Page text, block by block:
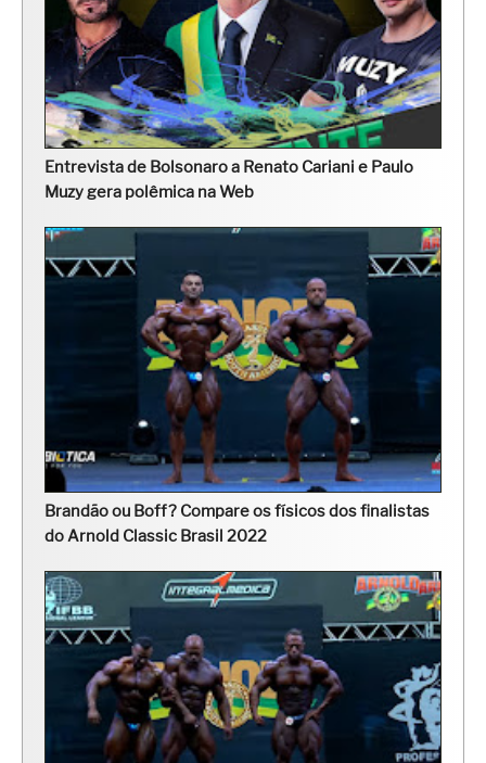
Entrevista de Bolsonaro a Renato Cariani e Paulo
Muzy gera polêmica na Web
Brandão ou Boff? Compare os físicos dos finalistas
do Arnold Classic Brasil 2022